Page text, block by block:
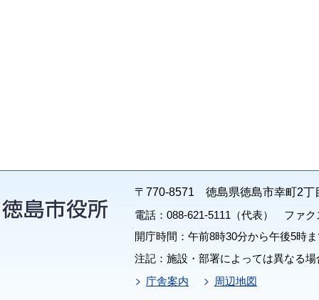
〒770-8571 徳島県徳島市幸町2丁
電話：088-621-5111（代表） ファク
開庁時間：午前8時30分から午後5時
注記：施設・部署によっては異なる
庁舎案内
周辺地図